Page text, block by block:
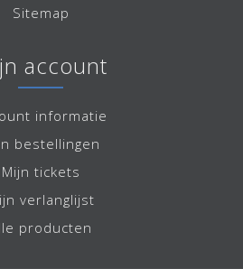
Sitemap
account
informatie
bestellingen
Mijn tickets
verlanglijst
producten